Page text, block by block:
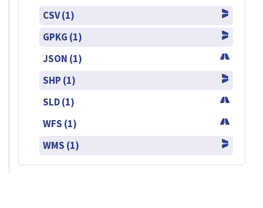
CSV (1)
GPKG (1)
JSON (1)
SHP (1)
SLD (1)
WFS (1)
WMS (1)